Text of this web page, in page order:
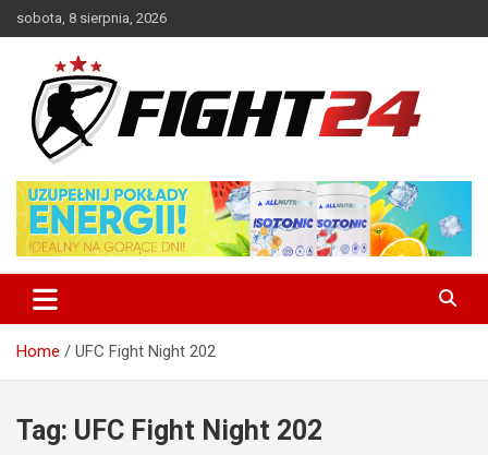
to
sobota, 8 sierpnia, 2026
FIGHT24.PL – MMA i K-1, UFC
Home UFC Fight Night 202
Tag: UFC Fight Night 202